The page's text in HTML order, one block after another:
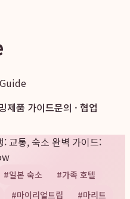
제품 가이드문의 · 협업
교통, 숙소 완벽 가이드:
#일본 숙소 #가족 호텔
#마이리얼트립 #마리트